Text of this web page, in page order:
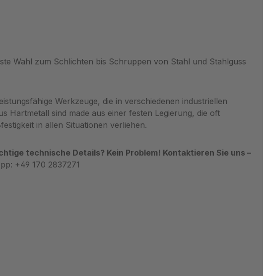
Wahl zum Schlichten bis Schruppen von Stahl und Stahlguss
Werkzeuge, die in verschiedenen industriellen
Hartmetall sind made aus einer festen Legierung, die oft
in allen Situationen verliehen.
technische Details? Kein Problem! Kontaktieren Sie uns –
+49 170 2837271